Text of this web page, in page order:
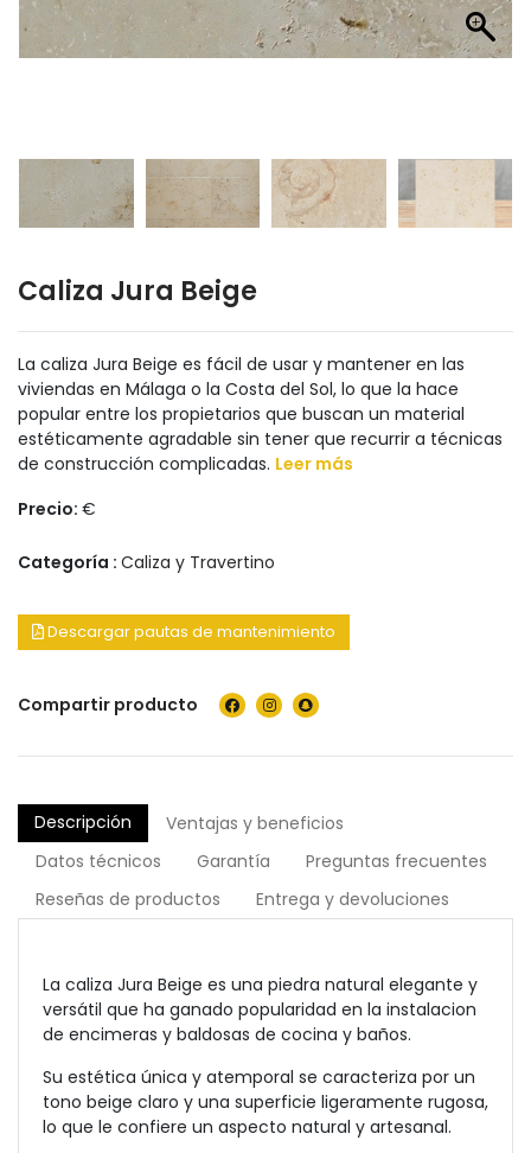
Caliza Jura Beige
La caliza Jura Beige es fácil de usar y mantener en las
viviendas en Málaga o la Costa del Sol, lo que la hace
popular entre los propietarios que buscan un material
estéticamente agradable sin tener que recurrir a técnicas
de construcción complicadas. Leer más
Precio: €
Categoría : Caliza y Travertino
Descargar pautas de mantenimiento
Compartir producto
Descripción
Ventajas y beneficios
Datos técnicos
Garantía
Preguntas frecuentes
Reseñas de productos
Entrega y devoluciones
La caliza Jura Beige es una piedra natural elegante y
versátil que ha ganado popularidad en la instalacion
de encimeras y baldosas de cocina y baños.
Su estética única y atemporal se caracteriza por un
tono beige claro y una superficie ligeramente rugosa,
lo que le confiere un aspecto natural y artesanal.